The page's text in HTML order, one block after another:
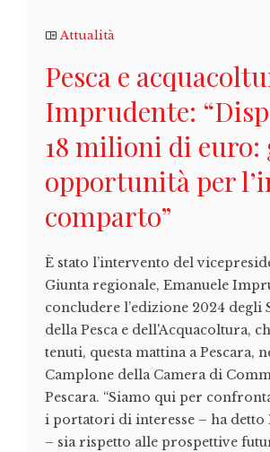
Attualità
Pesca e
Imprudente:
18 milioni di euro:
opportunità per
comparto”
È stato l’intervento del
Giunta regionale, Emanuele
concludere l’edizione 2024 degli
della Pesca e dell'Acquacoltura,
tenuti, questa mattina a Pescara,
Camplone della Camera di
Pescara. “Siamo qui per
i portatori di interesse – ha detto
– sia rispetto alle prospettive